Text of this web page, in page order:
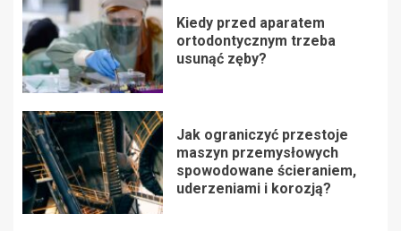
Kiedy przed aparatem
ortodontycznym trzeba
usunąć zęby?
Jak ograniczyć przestoje
maszyn przemysłowych
spowodowane ścieraniem,
uderzeniami i korozją?